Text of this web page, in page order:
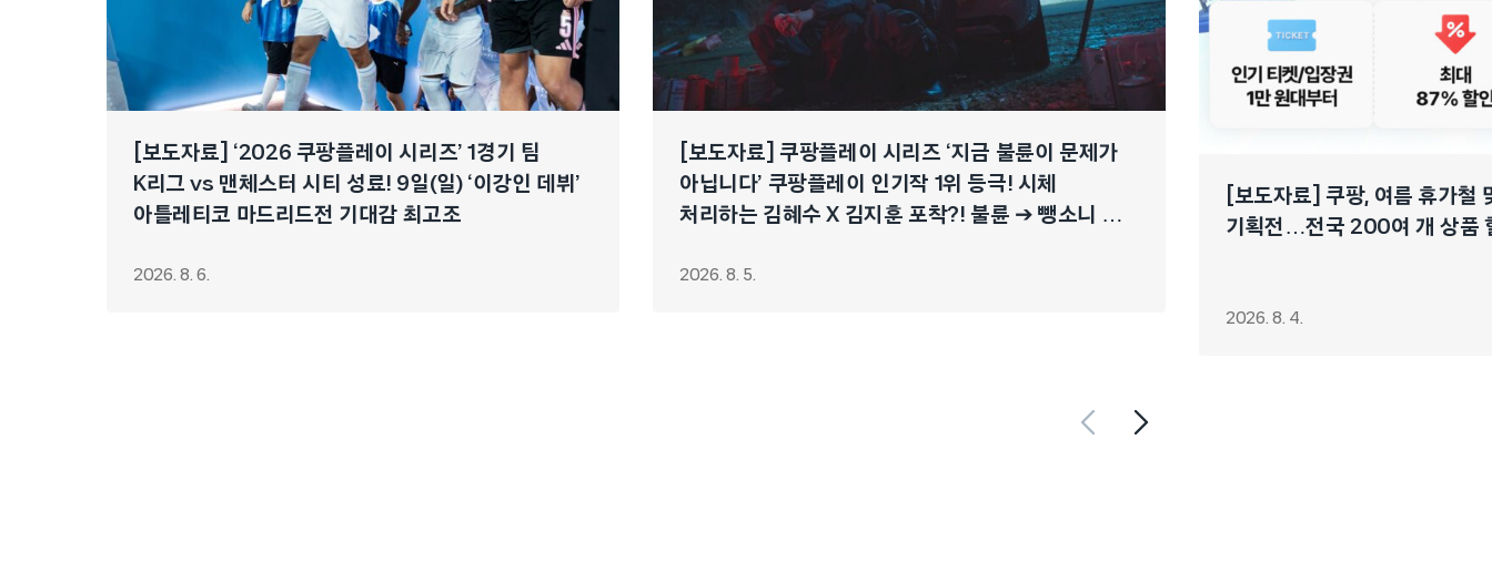
[보도자료] ‘2026 쿠팡플레이 시리즈’ 1경기 팀
K리그 vs 맨체스터 시티 성료! 9일(일) ‘이강인 데뷔’
아틀레티코 마드리드전 기대감 최고조
2026. 8. 6.
[보도자료] 쿠팡플레이 시리즈 ‘지금 불륜이 문제가
아닙니다’ 쿠팡플레이 인기작 1위 등극! 시체
처리하는 김혜수 X 김지훈 포착?! 불륜 ➔ 뺑소니 ➔
2026. 8. 5.
[보도자료] 쿠팡, 여름 휴가철
기획전…전국 200여 개 상품
2026. 8. 4.